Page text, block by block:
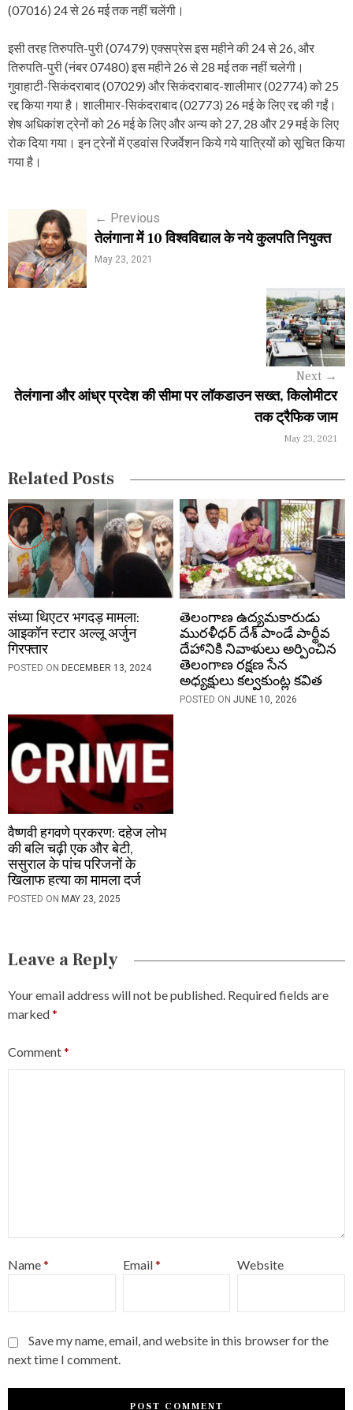
(07016) 24 से 26 मई तक नहीं चलेंगी।
इसी तरह तिरुपति-पुरी (07479) एक्सप्रेस इस महीने की 24 से 26, और
तिरुपति-पुरी (नंबर 07480) इस महीने 26 से 28 मई तक नहीं चलेगी।
गुवाहाटी-सिकंदराबाद (07029) और सिकंदराबाद-शालीमार (02774) को 25
रद्द किया गया है। शालीमार-सिकंदराबाद (02773) 26 मई के लिए रद्द की गईं।
शेष अधिकांश ट्रेनों को 26 मई के लिए और अन्य को 27, 28 और 29 मई के लिए
रोक दिया गया। इन ट्रेनों में एडवांस रिजर्वेशन किये गये यात्रियों को सूचित किया
गया है।
o
s
v
a
t
i
o
n
← Previous
तेलंगाना में 10 विश्वविद्याल के नये कुलपति नियुक्त
May 23, 2021
Next →
तेलंगाना और आंध्र प्रदेश की सीमा पर लॉकडाउन सख्त, किलोमीटर
तक ट्रैफिक जाम
May 23, 2021
Related Posts
संध्या थिएटर भगदड़ मामला:
आइकॉन स्टार अल्लू अर्जुन
गिरफ्तार
POSTED ON DECEMBER 13, 2024
తెలంగాణ ఉద్యమకారుడు
మురళీధర్ దేశ్ పాండే పార్థీవ
దేహానికి నివాళులు అర్పించిన
తెలంగాణ రక్షణ సేన
అధ్యక్షులు కల్వకుంట్ల కవిత
POSTED ONJUNE 10, 2026
वैष्णवी हगवणे प्रकरण: दहेज लोभ
की बलि चढ़ी एक और बेटी,
ससुराल के पांच परिजनों के
खिलाफ हत्या का मामला दर्ज
POSTED ON MAY 23, 2025
Leave a Reply
Your email address will not be published. Required fields are
marked*
Comment*
Name* Email* Website
Save my name, email, and website in this browser for the
next time I comment.